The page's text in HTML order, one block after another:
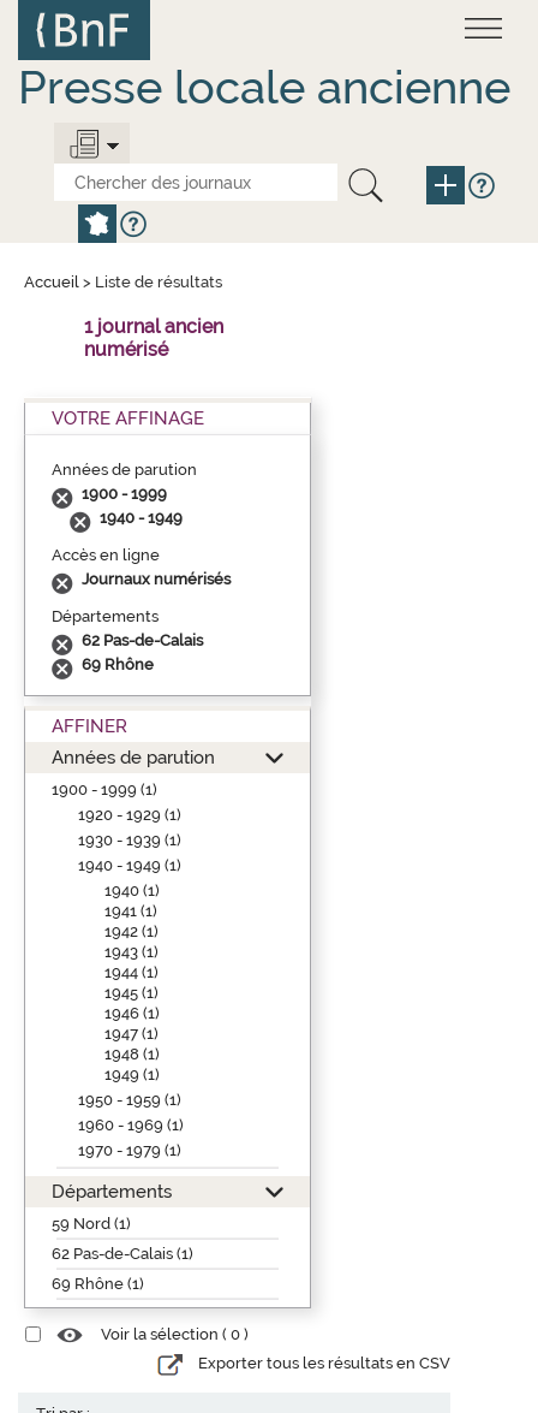
contenu
principal
Presse locale ancienne
Accueil > Liste de résultats
1 journal ancien
numérisé
VOTRE AFFINAGE
Années de parution
1900 - 1999
1940 - 1949
Accès en ligne
Journaux numérisés
Départements
62 Pas-de-Calais
69 Rhône
AFFINER
Années de parution
1900 - 1999 (1)
1920 - 1929 (1)
1930 - 1939 (1)
1940 - 1949 (1)
1940 (1)
1941 (1)
1942 (1)
1943 (1)
1944 (1)
1945 (1)
1946 (1)
1947 (1)
1948 (1)
1949 (1)
1950 - 1959 (1)
1960 - 1969 (1)
1970 - 1979 (1)
Départements
59 Nord (1)
62 Pas-de-Calais (1)
69 Rhône (1)
Voir la sélection ( 0 )
Exporter tous les résultats en CSV
Panneau de gestion des cookies